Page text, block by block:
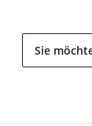
Sie